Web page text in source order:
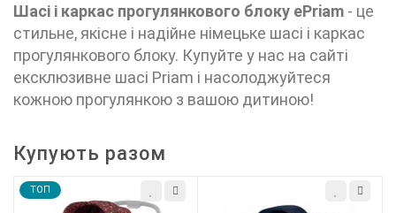
Шасі і каркас прогулянкового блоку еPriam - це
стильне, якісне і надійне німецьке шасі і каркас
прогулянкового блоку. Купуйте у нас на сайті
ексклюзивне шасі Priam і насолоджуйтеся
кожною прогулянкою з вашою дитиною!
Купують разом